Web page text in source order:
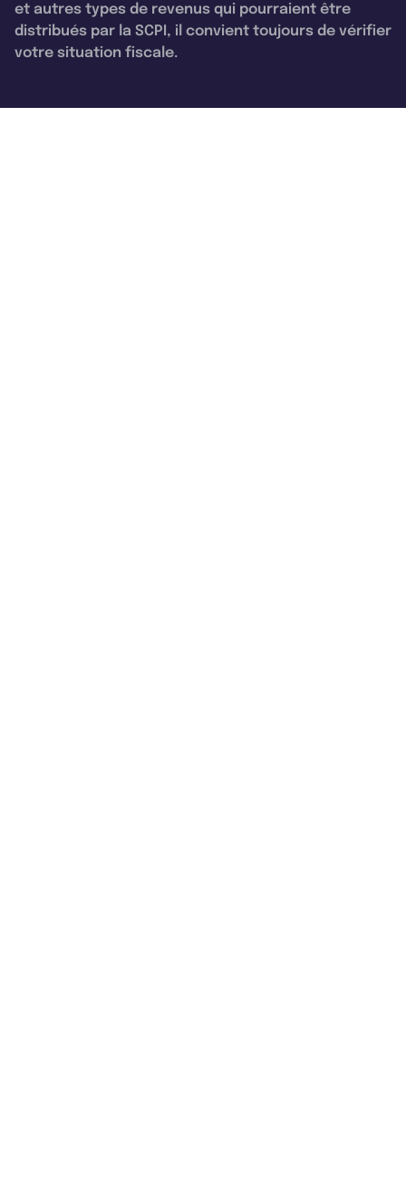
et autres types de revenus qui pourraient être
distribués par la SCPI, il convient toujours de vérifier
votre situation fiscale.